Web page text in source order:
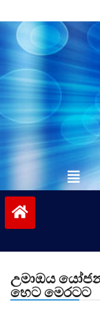
to
content
උමාඔය
හෙට මෙරටට